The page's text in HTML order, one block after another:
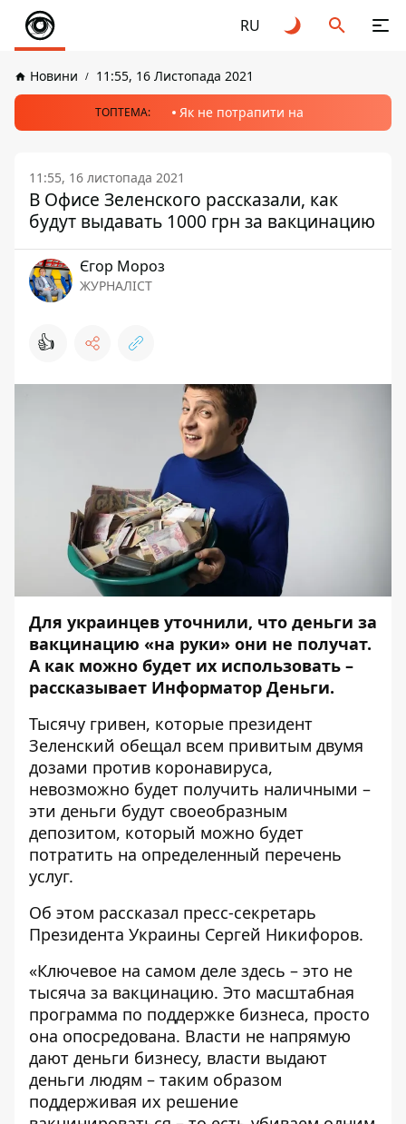
RU
Новини 11:55, 16 Листопада 2021
ТОПТЕМА: Як не потрапити на
11:55, 16 листопада 2021
В Офисе Зеленского рассказали, как
будут выдавать 1000 грн за вакцинацию
Єгор Мороз
ЖУРНАЛІСТ
👍
Для украинцев уточнили, что деньги за
вакцинацию «на руки» они не получат.
А как можно будет их использовать –
рассказывает Информатор Деньги.
Тысячу гривен, которые президент
Зеленский обещал всем привитым двумя
дозами против коронавируса,
невозможно будет получить наличными –
эти деньги будут своеобразным
депозитом, который можно будет
потратить на определенный перечень
услуг.
Об этом рассказал пресс-секретарь
Президента Украины Сергей Никифоров.
«Ключевое на самом деле здесь – это не
тысяча за вакцинацию. Это масштабная
программа по поддержке бизнеса, просто
она опосредована. Власти не напрямую
дают деньги бизнесу, власти выдают
деньги людям – таким образом
поддерживая их решение